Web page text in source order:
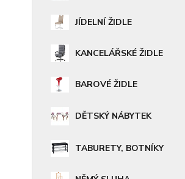
JÍDELNÍ ŽIDLE
KANCELÁŘSKÉ ŽIDLE
BAROVÉ ŽIDLE
DĚTSKÝ NÁBYTEK
TABURETY, BOTNÍKY